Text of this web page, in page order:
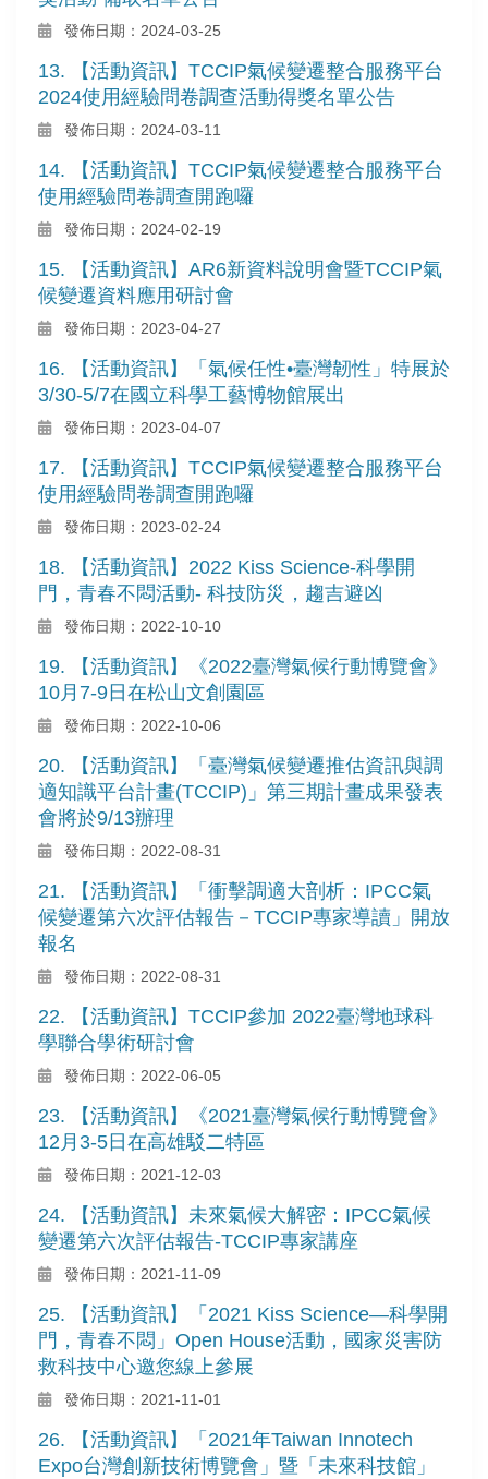
發佈日期：2024-03-25
13. 【活動資訊】TCCIP氣候變遷整合服務平台
2024使用經驗問卷調查活動得獎名單公告
發佈日期：2024-03-11
14. 【活動資訊】TCCIP氣候變遷整合服務平台
使用經驗問卷調查開跑囉
發佈日期：2024-02-19
15. 【活動資訊】AR6新資料說明會暨TCCIP氣
候變遷資料應用研討會
發佈日期：2023-04-27
16. 【活動資訊】「氣候任性•臺灣韌性」特展於
3/30-5/7在國立科學工藝博物館展出
發佈日期：2023-04-07
17. 【活動資訊】TCCIP氣候變遷整合服務平台
使用經驗問卷調查開跑囉
發佈日期：2023-02-24
18. 【活動資訊】2022 Kiss Science-科學開
門，青春不悶活動- 科技防災，趨吉避凶
發佈日期：2022-10-10
19. 【活動資訊】《2022臺灣氣候行動博覽會》
10月7-9日在松山文創園區
發佈日期：2022-10-06
20. 【活動資訊】「臺灣氣候變遷推估資訊與調
適知識平台計畫(TCCIP)」第三期計畫成果發表
會將於9/13辦理
發佈日期：2022-08-31
21. 【活動資訊】「衝擊調適大剖析：IPCC氣
候變遷第六次評估報告－TCCIP專家導讀」開放
報名
發佈日期：2022-08-31
22. 【活動資訊】TCCIP參加 2022臺灣地球科
學聯合學術研討會
發佈日期：2022-06-05
23. 【活動資訊】《2021臺灣氣候行動博覽會》
12月3-5日在高雄駁二特區
發佈日期：2021-12-03
24. 【活動資訊】未來氣候大解密：IPCC氣候
變遷第六次評估報告-TCCIP專家講座
發佈日期：2021-11-09
25. 【活動資訊】「2021 Kiss Science—科學開
門，青春不悶」Open House活動，國家災害防
救科技中心邀您線上參展
發佈日期：2021-11-01
26. 【活動資訊】「2021年Taiwan Innotech
Expo台灣創新技術博覽會」暨「未來科技館」